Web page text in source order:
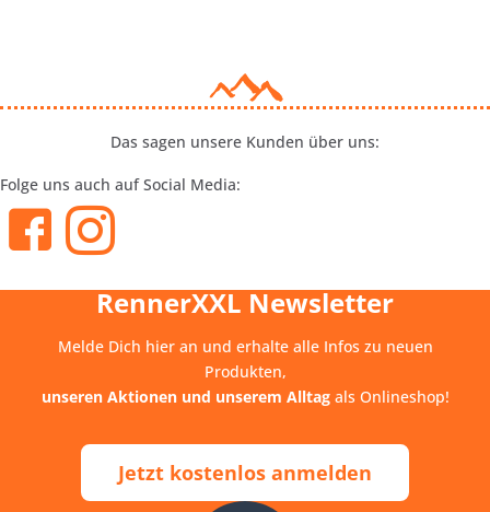
Das sagen unsere Kunden über uns:
Folge uns auch auf Social Media:
RennerXXL Newsletter
Melde Dich hier an und erhalte alle Infos zu neuen
Produkten,
unseren Aktionen und unserem Alltagals Onlineshop!
Jetzt kostenlos anmelden